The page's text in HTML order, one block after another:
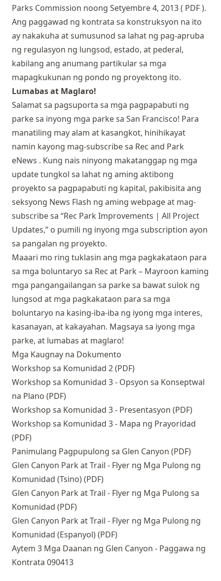
Parks Commission noong Setyembre 4, 2013 ( PDF).
Ang paggawad ng kontrata sa konstruksyon na ito
ay nakakuha at sumusunod sa lahat ng pag-apruba
ng regulasyon ng lungsod, estado, at pederal,
kabilang ang anumang partikular sa mga
mapagkukunan ng pondo ng proyektong ito.
Lumabas at Maglaro!
Salamat sa pagsuporta sa mga pagpapabuti ng
parke sa inyong mga parke sa San Francisco! Para
manatiling may alam at kasangkot, hinihikayat
namin kayong mag-subscribe sa Rec and Park
eNews . Kung nais ninyong makatanggap ng mga
update tungkol sa lahat ng aming aktibong
proyekto sa pagpapabuti ng kapital, pakibisita ang
seksyong News Flash ng aming webpage at mag-
subscribe sa “Rec Park Improvements | All Project
Updates,” o pumili ng inyong mga subscription ayon
sa pangalan ng proyekto.
Maaari mo ring tuklasin ang mga pagkakataon para
sa mga boluntaryo sa Rec at Park – Mayroon kaming
mga pangangailangan sa parke sa bawat sulok ng
lungsod at mga pagkakataon para sa mga
boluntaryo na kasing-iba-iba ng iyong mga interes,
kasanayan, at kakayahan. Magsaya sa iyong mga
parke, at lumabas at maglaro!
Mga Kaugnay na Dokumento
Workshop sa Komunidad 2 (PDF)
Workshop sa Komunidad 3 - Opsyon sa Konseptwal
na Plano (PDF)
Workshop sa Komunidad 3 - Presentasyon (PDF)
Workshop sa Komunidad 3 - Mapa ng Prayoridad
(PDF)
Panimulang Pagpupulong sa Glen Canyon (PDF)
Glen Canyon Park at Trail - Flyer ng Mga Pulong ng
Komunidad (Tsino) (PDF)
Glen Canyon Park at Trail - Flyer ng Mga Pulong sa
Komunidad (PDF)
Glen Canyon Park at Trail - Flyer ng Mga Pulong ng
Komunidad (Espanyol) (PDF)
Aytem 3 Mga Daanan ng Glen Canyon - Paggawa ng
Kontrata 090413